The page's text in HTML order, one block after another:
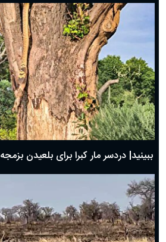
ببینید| دردسر مار کبرا برای بلعیدن بزمجه